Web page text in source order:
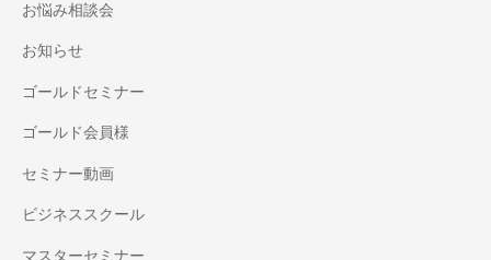
お悩み相談会
お知らせ
ゴールドセミナー
ゴールド会員様
セミナー動画
ビジネススクール
マスターセミナー